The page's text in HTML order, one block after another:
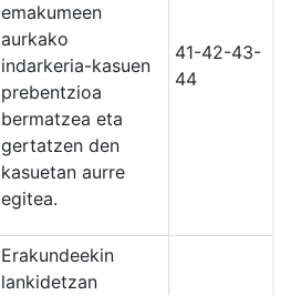
emakumeen
aurkako
indarkeria-kasuen
prebentzioa
bermatzea eta
gertatzen den
kasuetan aurre
egitea.
41-42-43-
44
Erakundeekin
lankidetzan